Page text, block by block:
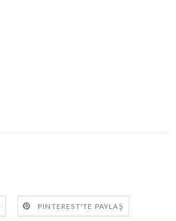
PINTEREST'TE PAYLAŞ